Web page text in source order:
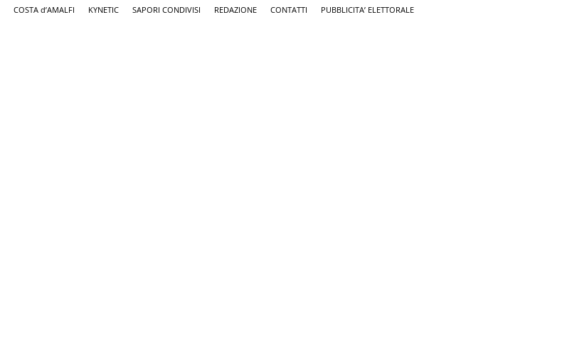
COSTA d’AMALFI KYNETIC SAPORI CONDIVISI REDAZIONE CONTATTI PUBBLICITA’ ELETTORALE